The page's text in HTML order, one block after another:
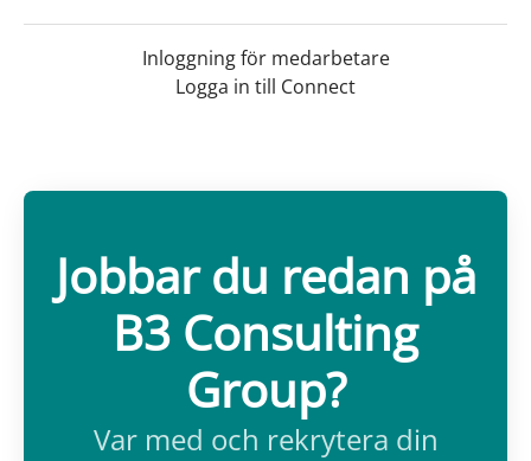
Inloggning för medarbetare
Logga in till Connect
Jobbar du redan på
B3 Consulting
Group?
Var med och rekrytera din